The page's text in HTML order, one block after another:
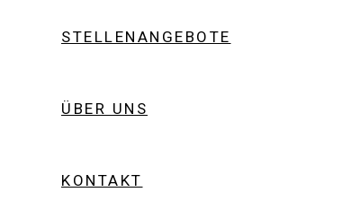
STELLENANGEBOTE
ÜBER UNS
KONTAKT